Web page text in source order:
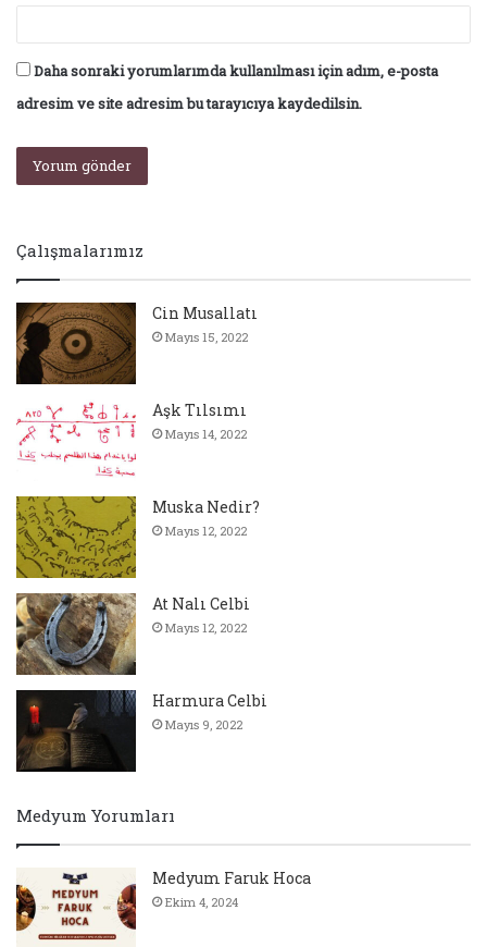
Daha sonraki yorumlarımda kullanılması için adım, e-posta
adresim ve site adresim bu tarayıcıya kaydedilsin.
Çalışmalarımız
Cin Musallatı
Mayıs 15, 2022
Aşk Tılsımı
Mayıs 14, 2022
Muska Nedir?
Mayıs 12, 2022
At Nalı Celbi
Mayıs 12, 2022
Harmura Celbi
Mayıs 9, 2022
Medyum Yorumları
Medyum Faruk Hoca
Ekim 4, 2024